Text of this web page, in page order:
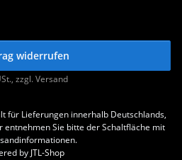
widerrufen
zzgl.Versand
für Lieferungen innerhalb Deutschlands,
entnehmen Sie bitte der Schaltfläche mit
by JTL-Shop